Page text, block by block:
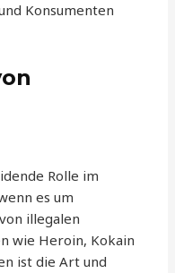
Konsumenten
Rolle im
es um
illegalen
wie Heroin, Kokain
ist die Art und